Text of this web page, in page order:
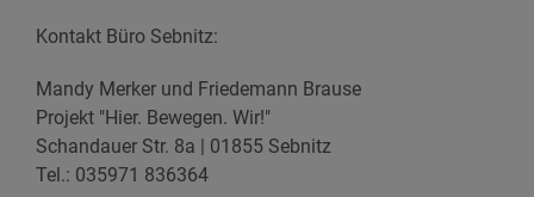
Kontakt Büro Sebnitz:
Mandy Merker und Friedemann Brause
Projekt "Hier. Bewegen. Wir!"
Schandauer Str. 8a | 01855 Sebnitz
Tel.: 035971 836364